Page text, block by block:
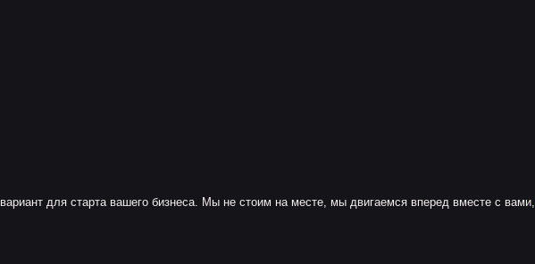
вариант для старта вашего бизнеса. Мы не стоим на месте, мы двигаемся вперед вместе с вами,